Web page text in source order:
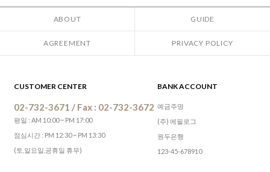
ABOUT GUIDE
AGREEMENT PRIVACY POLICY
CUSTOMER CENTER
02-732-3671 / Fax : 02-732-3672
평일 : AM 10:00 ~ PM 17:00
점심시간 : PM 12:30 ~ PM 13:30
(토,일요일,공휴일 휴무)
BANK ACCOUNT
예금주명
(주) 에필로그
원두은행
123-45-678910